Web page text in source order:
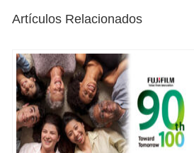
Artículos Relacionados